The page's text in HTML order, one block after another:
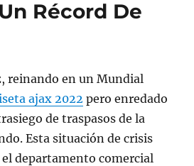
Récord De
reinando en un Mundial
ajax 2022 pero enredado
de traspasos de la
Esta situación de crisis
departamento comercial